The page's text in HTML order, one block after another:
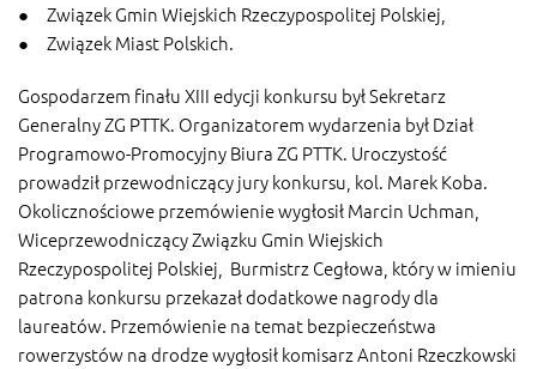
● Związek Gmin Wiejskich Rzeczypospolitej Polskiej,
● Związek Miast Polskich.
Gospodarzem finału XIII edycji konkursu był Sekretarz
Generalny ZG PTTK. Organizatorem wydarzenia był Dział
Programowo-Promocyjny Biura ZG PTTK. Uroczystość
prowadził przewodniczący jury konkursu, kol. Marek Koba.
Okolicznościowe przemówienie wygłosił Marcin Uchman,
Wiceprzewodniczący Związku Gmin Wiejskich
Rzeczypospolitej Polskiej, Burmistrz Cegłowa, który w imieniu
patrona konkursu przekazał dodatkowe nagrody dla
laureatów. Przemówienie na temat bezpieczeństwa
rowerzystów na drodze wygłosił komisarz Antoni Rzeczkowski